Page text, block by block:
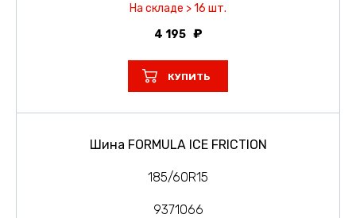
На складе > 16 шт.
4 195
КУПИТЬ
Шина FORMULA ICE FRICTION
185/60R15
9371066